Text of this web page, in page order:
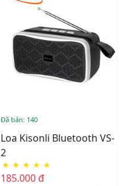
Đã bán: 140
Loa Kisonli Bluetooth VS-
2
★ ★ ★ ★ ★
185.000 đ